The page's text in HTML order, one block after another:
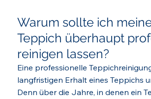
Warum sollte ich
Teppich überhaupt
reinigen lassen?
Eine professionelle
langfristigen Erhalt eines Teppichs
Denn über die Jahre, in denen ein